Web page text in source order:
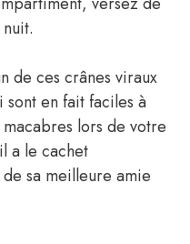
de ces crânes viraux
en fait faciles à
lors de votre
a le cachet
sa meilleure amie